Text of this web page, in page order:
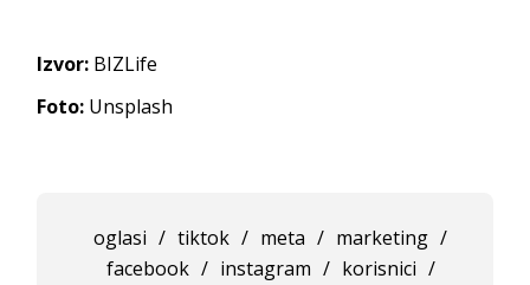
Izvor: BIZLife
Foto: Unsplash
oglasi / tiktok / meta / marketing /
facebook / instagram / korisnici /